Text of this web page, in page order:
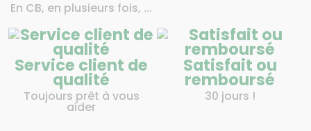
En CB, en plusieurs fois, ...
Service client de
qualité
Toujours prêt à vous
aider
Satisfait ou
remboursé
30 jours !